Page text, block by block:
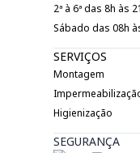
2ª à 6ª das 8h às
Sábado das 08h
SERVIÇOS
Montagem
Higienização
SEGURANÇA